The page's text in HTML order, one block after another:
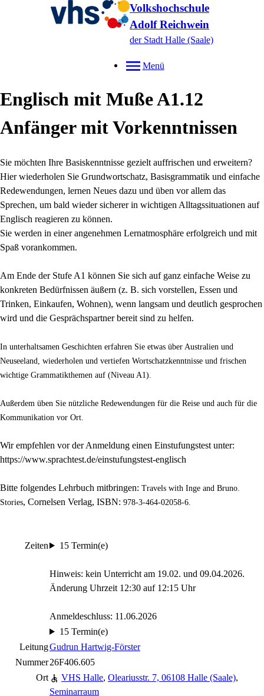
Volkshochschule
Adolf Reichwein
der Stadt Halle (Saale)
Menü
Englisch mit Muße A1.12
Anfänger mit Vorkenntnissen
Sie möchten Ihre Basiskenntnisse gezielt auffrischen und erweitern?
Hier wiederholen Sie Grundwortschatz, Basisgrammatik und einfache
Redewendungen, lernen Neues dazu und üben vor allem das
Sprechen, um bald wieder sicherer in wichtigen Alltagssituationen auf
Englisch reagieren zu können.
Sie werden in einer angenehmen Lernatmosphäre erfolgreich und mit
Spaß vorankommen.
Am Ende der Stufe A1 können Sie sich auf ganz einfache Weise zu
konkreten Bedürfnissen äußern (z. B. sich vorstellen, Essen und
Trinken, Einkaufen, Wohnen), wenn langsam und deutlich gesprochen
wird und die Gesprächspartner bereit sind zu helfen.
In unterhaltsamen Geschichten erfahren Sie etwas über Australien und
Neuseeland, wiederholen und vertiefen Wortschatzkenntnisse und frischen
wichtige Grammatikthemen auf (Niveau A1).
Außerdem üben Sie nützliche Redewendungen für die Reise und auch für die
Kommunikation vor Ort.
Wir empfehlen vor der Anmeldung einen Einstufungstest unter:
https://www.sprachtest.de/einstufungstest-englisch
Bitte folgendes Lehrbuch mitbringen: Travels with Inge and Bruno.
Stories, Cornelsen Verlag, ISBN: 978-3-464-02058-6.
Zeiten 15 Termin(e)
Hinweis: kein Unterricht am 19.02. und 09.04.2026.
Änderung Uhrzeit 12:30 auf 12:15 Uhr
Anmeldeschluss: 11.06.2026
15 Termin(e)
LeitungGudrun Hartwig-Förster
Nummer26F406.605
Ort
VHS Halle, Oleariusstr. 7, 06108 Halle (Saale),
Seminarraum